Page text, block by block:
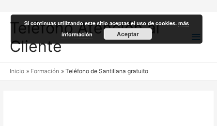
Teléfono Atención al
Cliente
Inicio Formación Teléfono de Santillana gratuito
Si continuas utilizando este sitio aceptas el uso de cookies.más
información
Aceptar